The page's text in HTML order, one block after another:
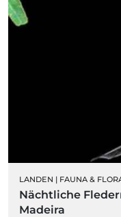
LANDEN | FAUNA &
Nächtliche
Madeira